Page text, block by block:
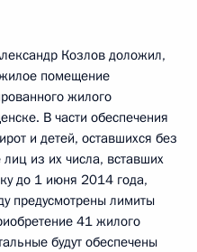
Козлов доложил,
помещение
жилого
В части обеспечения
и детей, оставшихся без
из их числа, вставших
до 1 июня 2014 года,
предусмотрены лимиты
41 жилого
будут обеспечены